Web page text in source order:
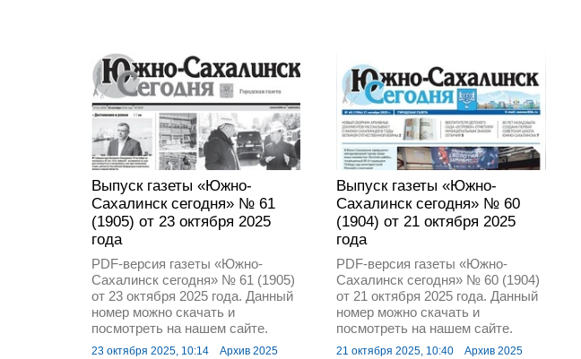
Выпуск газеты «Южно-
Сахалинск сегодня» № 61
(1905) от 23 октября 2025
года
PDF-версия газеты «Южно-
Сахалинск сегодня» № 61 (1905)
от 23 октября 2025 года. Данный
номер можно скачать и
посмотреть на нашем сайте.
23 октября 2025, 10:14 Архив 2025
Выпуск газеты «Южно-
Сахалинск сегодня» № 60
(1904) от 21 октября 2025
года
PDF-версия газеты «Южно-
Сахалинск сегодня» № 60 (1904)
от 21 октября 2025 года. Данный
номер можно скачать и
посмотреть на нашем сайте.
21 октября 2025, 10:40 Архив 2025